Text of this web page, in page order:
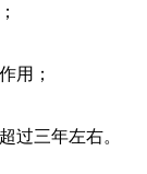
用；
过三年左右。